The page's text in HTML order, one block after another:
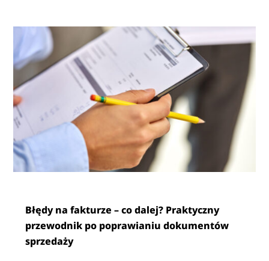
Błędy na fakturze – co dalej? Praktyczny
przewodnik po poprawianiu dokumentów
sprzedaży